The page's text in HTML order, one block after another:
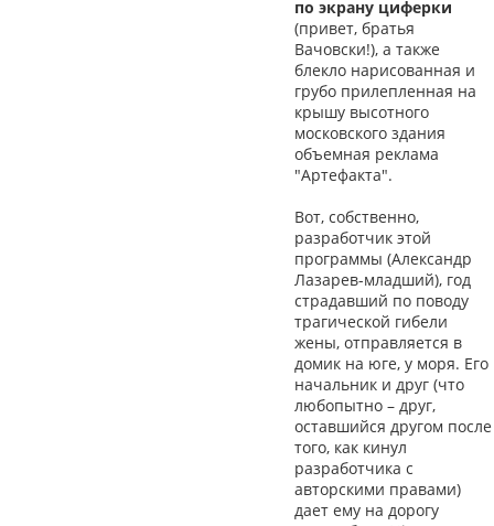
по экрану циферки
(привет, братья
Вачовски!), а также
блекло нарисованная и
грубо прилепленная на
крышу высотного
московского здания
объемная реклама
"Артефакта".
Вот, собственно,
разработчик этой
программы (Александр
Лазарев-младший), год
страдавший по поводу
трагической гибели
жены, отправляется в
домик на юге, у моря. Его
начальник и друг (что
любопытно – друг,
оставшийся другом после
того, как кинул
разработчика с
авторскими правами)
дает ему на дорогу